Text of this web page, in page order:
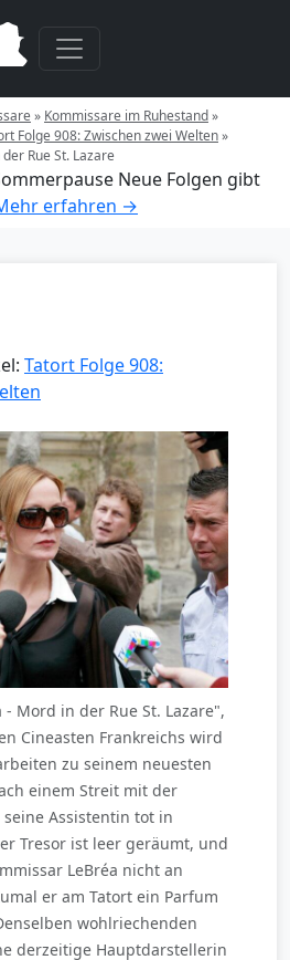
» Kommissare im Ruhestand»
Folge 908: Zwischen zwei Welten»
Rue St. Lazare
Neue Folgen gibt
erfahren →
Tatort Folge 908:
- Mord in der Rue St. Lazare",
Cineasten Frankreichs wird
zu seinem neuesten
einem Streit mit der
Assistentin tot in
Tresor ist leer geräumt, und
LeBréa nicht an
er am Tatort ein Parfum
wohlriechenden
derzeitige Hauptdarstellerin